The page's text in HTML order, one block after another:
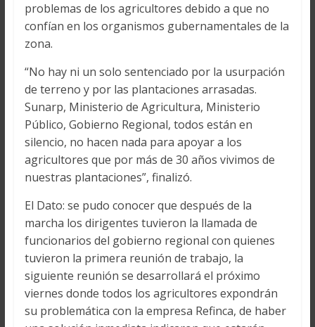
problemas de los agricultores debido a que no
confían en los organismos gubernamentales de la
zona.
“No hay ni un solo sentenciado por la usurpación
de terreno y por las plantaciones arrasadas.
Sunarp, Ministerio de Agricultura, Ministerio
Público, Gobierno Regional, todos están en
silencio, no hacen nada para apoyar a los
agricultores que por más de 30 años vivimos de
nuestras plantaciones”, finalizó.
El Dato: se pudo conocer que después de la
marcha los dirigentes tuvieron la llamada de
funcionarios del gobierno regional con quienes
tuvieron la primera reunión de trabajo, la
siguiente reunión se desarrollará el próximo
viernes donde todos los agricultores expondrán
su problemática con la empresa Refinca, de haber